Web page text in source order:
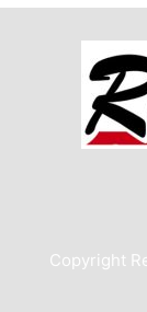
Copyright